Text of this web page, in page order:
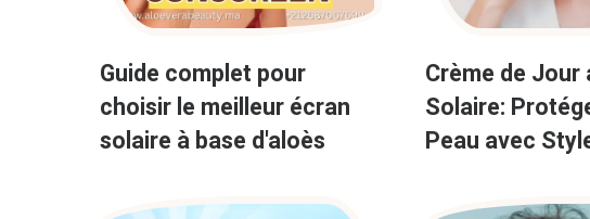
Guide complet pour
choisir le meilleur écran
solaire à base d'aloès
Crème de Jour
Solaire:
Peau avec